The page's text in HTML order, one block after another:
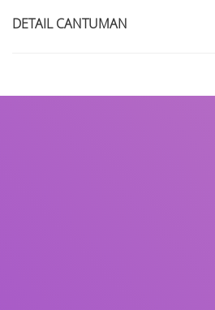
DETAIL CANTUMAN